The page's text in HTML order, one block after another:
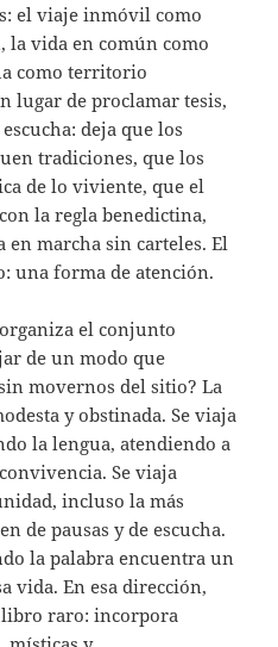
el viaje inmóvil como
vida en común como
como territorio
lugar de proclamar tesis,
deja que los
tradiciones, que los
de lo viviente, que el
la regla benedictina,
en marcha sin carteles. El
una forma de atención.
el conjunto
de un modo que
movernos del sitio? La
y obstinada. Se viaja
la lengua, atendiendo a
Se viaja
incluso la más
de pausas y de escucha.
la palabra encuentra un
vida. En esa dirección,
raro: incorpora